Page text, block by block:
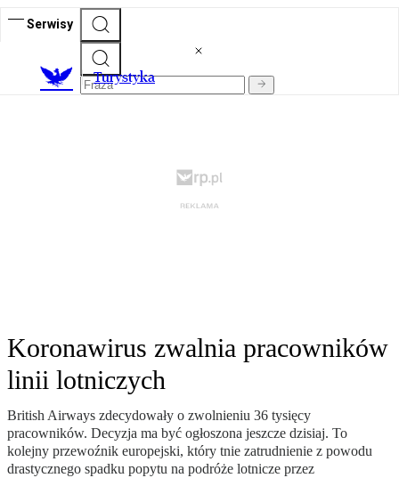
Serwisy
Turystyka
Koronawirus zwalnia pracowników
linii lotniczych
British Airways zdecydowały o zwolnieniu 36 tysięcy
pracowników. Decyzja ma być ogłoszona jeszcze dzisiaj. To
kolejny przewoźnik europejski, który tnie zatrudnienie z powodu
drastycznego spadku popytu na podróże lotnicze przez